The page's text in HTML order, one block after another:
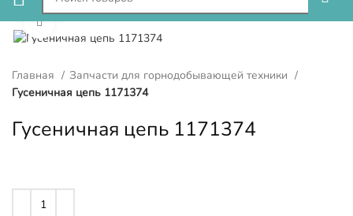
Нажмите, чтобы увеличить
Главная
Запчасти для горнодобывающей техники
Гусеничная цепь 1171374
Гусеничная цепь 1171374